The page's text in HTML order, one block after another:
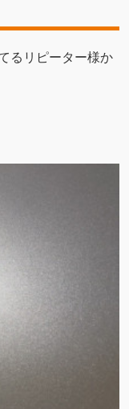
るリピーター様か